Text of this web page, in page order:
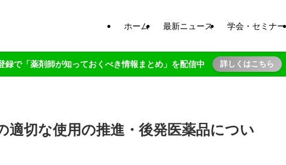
ホーム 最新ニュース 学会・セミナー
録で「薬剤師が知っておくべき情報まとめ」を配信中 詳しくはこちら
切な使用の推進・後発医薬品につい